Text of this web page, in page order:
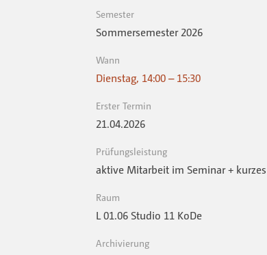
Semester
Sommersemester 2026
Wann
Dienstag, 14:00 – 15:30
Erster Termin
21.04.2026
Prüfungsleistung
aktive Mitarbeit im Seminar +
Raum
L 01.06 Studio 11 KoDe
Archivierung